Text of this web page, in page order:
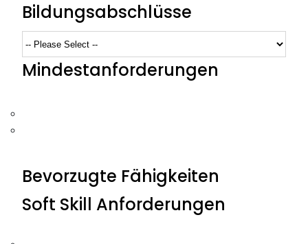
Bildungsabschlüsse
Mindestanforderungen
Bevorzugte Fähigkeiten
Soft Skill Anforderungen